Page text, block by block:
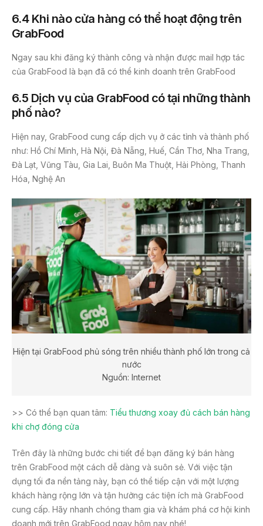
6.4 Khi nào cửa hàng có thể hoạt động trên
GrabFood
Ngay sau khi đăng ký thành công và nhận được mail hợp tác
của GrabFood là bạn đã có thể kinh doanh trên GrabFood
6.5 Dịch vụ của GrabFood có tại những thành
phố nào?
Hiện nay, GrabFood cung cấp dịch vụ ở các tỉnh và thành phố
như: Hồ Chí Minh, Hà Nội, Đà Nẵng, Huế, Cần Thơ, Nha Trang,
Đà Lạt, Vũng Tàu, Gia Lai, Buôn Ma Thuột, Hải Phòng, Thanh
Hóa, Nghệ An
Hiện tại GrabFood phủ sóng trên nhiều thành phố lớn trong cả
nước
Nguồn: Internet
>> Có thể bạn quan tâm: Tiểu thương xoay đủ cách bán hàng
khi chợ đóng cửa
Trên đây là những bước chi tiết để bạn đăng ký bán hàng
trên GrabFood một cách dễ dàng và suôn sẻ. Với việc tận
dụng tối đa nền tảng này, bạn có thể tiếp cận với một lượng
khách hàng rộng lớn và tận hưởng các tiện ích mà GrabFood
cung cấp. Hãy nhanh chóng tham gia và khám phá cơ hội kinh
doanh mới trên GrabFood ngay hôm nay nhé!